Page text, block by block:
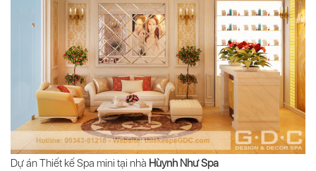
Dự án Thiết kế Spa mini tại nhà Hùynh Như Spa